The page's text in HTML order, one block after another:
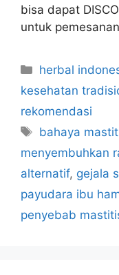
bisa dapat
untuk
C
a
e
g
o
r
i
s
herbal
kesehatan
rekomendasi
T
a
g
s
bahaya
menyembuhkan
alternatif, gejala
payudara ibu
penyebab